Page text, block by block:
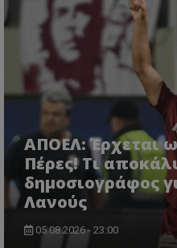
ΑΠΟΕΛ: Έρχεται
Πέρες! Τι
δημοσιογράφος
Λανούς
05.08.2026 - 23:00